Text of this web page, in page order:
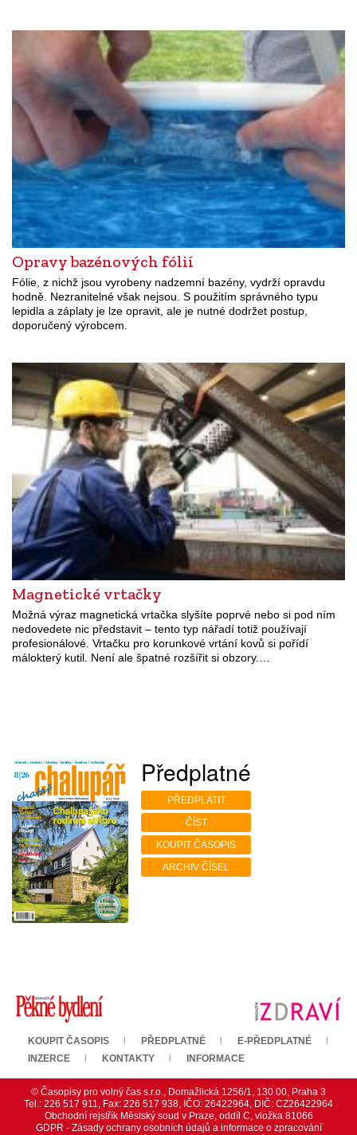
Opravy bazénových fólií
Fólie, z nichž jsou vyrobeny nadzemní bazény, vydrží opravdu
hodně. Nezranitelné však nejsou. S použitím správného typu
lepidla a záplaty je lze opravit, ale je nutné dodržet postup,
doporučený výrobcem.
Magnetické vrtačky
Možná výraz magnetická vrtačka slyšíte poprvé nebo si pod ním
nedovedete nic představit – tento typ nářadí totiž používají
profesionálové. Vrtačku pro korunkové vrtání kovů si pořídí
málokterý kutil. Není ale špatné rozšířit si obzory.…
Předplatné
PŘEDPLATIT
ČÍST
KOUPIT ČASOPIS
ARCHIV ČÍSEL
KOUPIT ČASOPIS PŘEDPLATNÉ
E-PŘEDPLATNÉ
INZERCE
KONTAKTY INFORMACE
© Časopisy pro volný čas s.r.o., Domažlická 1256/1, 130 00, Praha 3
Tel.: 226 517 911, Fax: 226 517 938, IČO: 26422964, DIČ: CZ26422964
Obchodní rejstřík Městský soud v Praze, oddíl C, vložka 81066
GDPR - Zásady ochrany osobních údajů a informace o zpracování